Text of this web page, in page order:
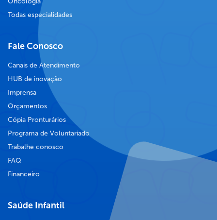
Todas especialidades
Fale Conosco
Canais de Atendimento
HUB de inovação
Imprensa
Orçamentos
Cópia Pronturários
Programa de Voluntariado
Trabalhe conosco
FAQ
Financeiro
Saúde Infantil